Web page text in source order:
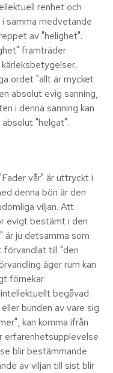
renhet och
i samma medvetande
av "helighet".
framträder
ordet "allt är mycket
absolut evig sanning,
i denna sanning kan
"helgat".
vår" är uttryckt i
denna bön är den
viljan. Att
evigt bestämt i den
är ju detsamma som
förvandlat till "den
äger rum kan
förnekar
begåvad
bunden av vare sig
kan komma ifrån
erfarenhetsupplevelse
blir bestämmande
av viljan till sist blir